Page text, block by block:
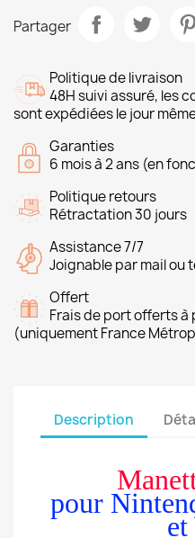
Partager
Politique de livraison
48H suivi assuré, les
sont expédiées le jour
Garanties
6 mois à 2 ans (en
Politique retours
Rétractation 30 jours
Assistance 7/7
Joignable par mail ou
Offert
Frais de port offerts
(uniquement France
Description
pour